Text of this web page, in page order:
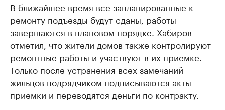
В ближайшее время все запланированные к
ремонту подъезды будут сданы, работы
завершаются в плановом порядке. Хабиров
отметил, что жители домов также контролируют
ремонтные работы и участвуют в их приемке.
Только после устранения всех замечаний
жильцов подрядчиком подписываются акты
приемки и переводятся деньги по контракту.